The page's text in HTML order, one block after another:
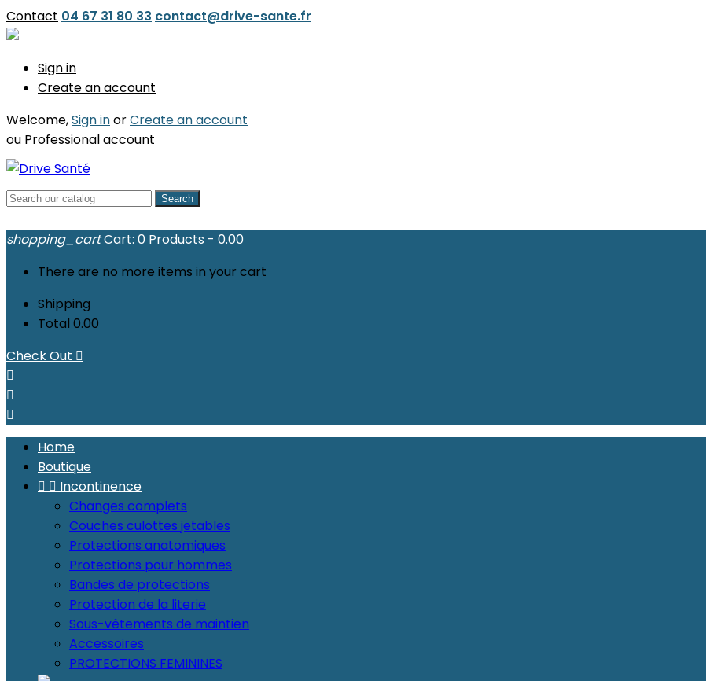
Contact 04 67 31 80 33 contact@drive-sante.fr
Sign in
Create an account
Welcome,Sign inorCreate an account
ou Professional account
Search
shopping_cartCart: 0 Products - 0.00
There are no more items in your cart
Shipping
Total 0.00
Check Out 



Home
Boutique
  Incontinence
Changes complets
Couches culottes jetables
Protections anatomiques
Protections pour hommes
Bandes de protections
Protection de la literie
Sous-vêtements de maintien
Accessoires
PROTECTIONS FEMININES